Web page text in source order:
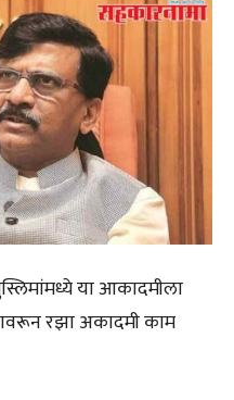
या आकादमीला
रझा अकादमी काम